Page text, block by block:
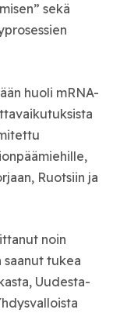
sekä
huoli mRNA-
Ruotsiin ja
noin
saanut tukea
Uudesta-